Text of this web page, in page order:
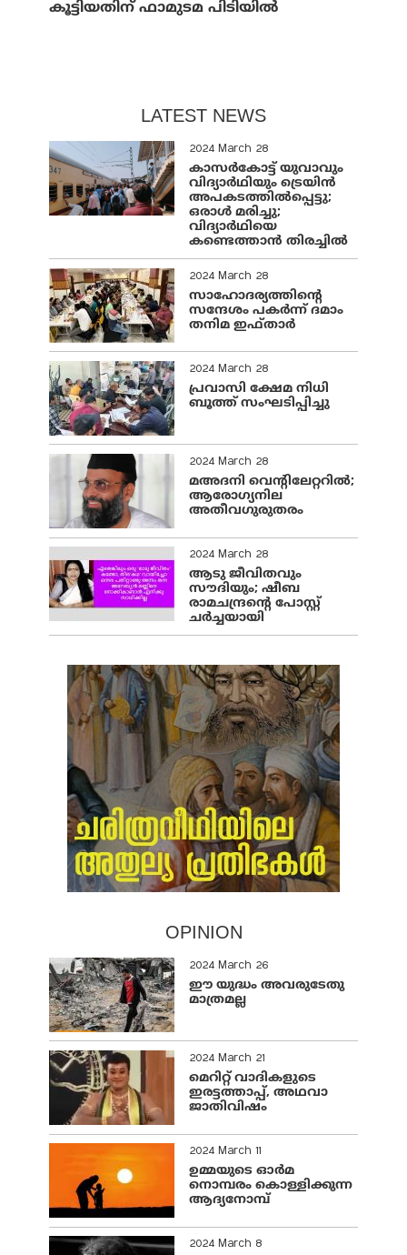
കൂട്ടിയതിന് ഫാമുടമ പിടിയില്‍
LATEST NEWS
2024 March 28
കാസർകോട്ട് യുവാവും
വിദ്യാർഥിയും ട്രെയിൻ
അപകടത്തിൽപ്പെട്ടു;
ഒരാൾ മരിച്ചു;
വിദ്യാർഥിയെ
കണ്ടെത്താൻ തിരച്ചിൽ
2024 March 28
സാഹോദര്യത്തിന്റെ
സന്ദേശം പകർന്ന് ദമാം
തനിമ ഇഫ്‌താർ
2024 March 28
പ്രവാസി ക്ഷേമ നിധി
ബൂത്ത് സംഘടിപ്പിച്ചു
2024 March 28
മഅദനി വെന്റിലേറ്ററിൽ;
ആരോഗ്യനില
അതീവഗുരുതരം
2024 March 28
ആടു ജീവിതവും
സൗദിയും; ഷീബ
രാമചന്ദ്രന്റെ പോസ്റ്റ്
ചര്‍ച്ചയായി
OPINION
2024 March 26
ഈ യുദ്ധം അവരുടേതു
മാത്രമല്ല
2024 March 21
മെറിറ്റ് വാദികളുടെ
ഇരട്ടത്താപ്പ്, അഥവാ
ജാതിവിഷം
2024 March 11
ഉമ്മയുടെ ഓർമ
നൊമ്പരം കൊള്ളിക്കുന്ന
ആദ്യനോമ്പ്
2024 March 8